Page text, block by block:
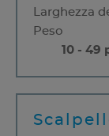
Larghezza
Peso
10 - 49